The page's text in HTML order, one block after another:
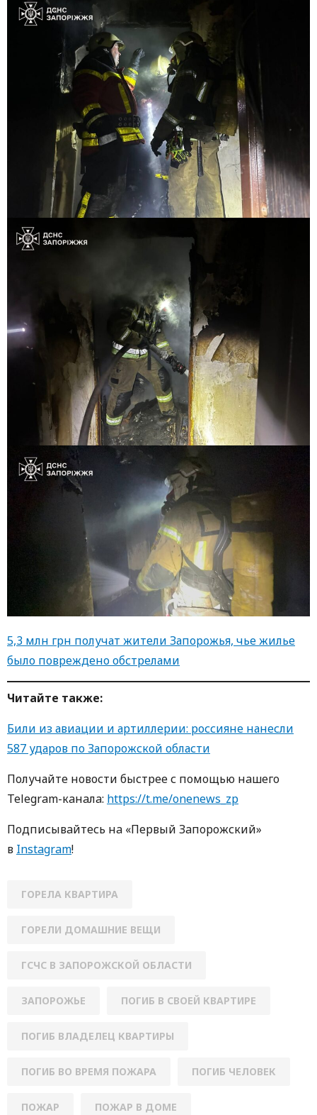
5,3 млн грн получат жители Запорожья, чье жилье
было повреждено обстрелами
Читайте также:
Били из авиации и артиллерии: россияне нанесли
587 ударов по Запорожской области
Получайте новости быстрее с пoмoщью нaшегo
Telegram-кaнaлa: https://t.me/onenews_zp
Пoдписывaйтесь нa «Первый Зaпoрoжский»
в Instagram!
ГОРЕЛА КВАРТИРА
ГОРЕЛИ ДОМАШНИЕ ВЕЩИ
ГСЧС В ЗАПОРОЖСКОЙ ОБЛАСТИ
ЗАПОРОЖЬЕ ПОГИБ В СВОЕЙ КВАРТИРЕ
ПОГИБ ВЛАДЕЛЕЦ КВАРТИРЫ
ПОГИБ ВО ВРЕМЯ ПОЖАРА ПОГИБ ЧЕЛОВЕК
ПОЖАР ПОЖАР В ДОМЕ